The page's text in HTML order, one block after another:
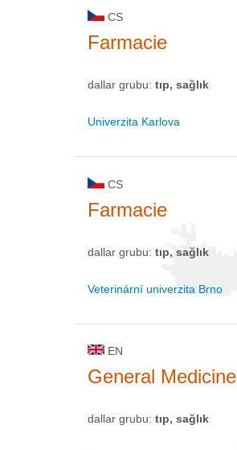
CS
Farmacie
dallar grubu: tıp, sağlık
Univerzita Karlova
CS
Farmacie
dallar grubu: tıp, sağlık
Veterinární univerzita Brno
EN
General Medicine
dallar grubu: tıp, sağlık